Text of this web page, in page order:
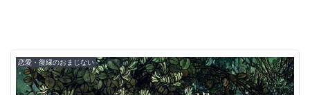
恋愛・復縁のおまじない